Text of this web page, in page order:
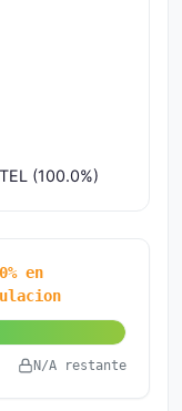
(100.0%)
en
N/A restante